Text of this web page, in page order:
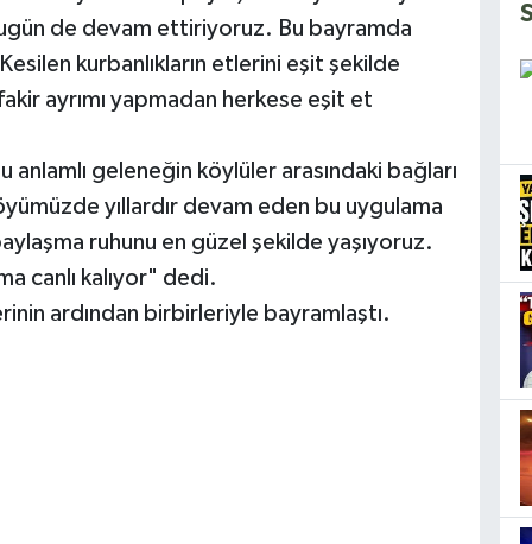
de devam ettiriyoruz. Bu bayramda
kurbanlıkların etlerini eşit şekilde
ayrımı yapmadan herkese eşit et
geleneğin köylüler arasındaki bağları
yıllardır devam eden bu uygulama
ruhunu en güzel şekilde yaşıyoruz.
canlı kalıyor" dedi.
ardından birbirleriyle bayramlaştı.